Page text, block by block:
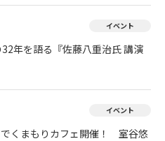
イベント
年を語る『佐藤八重治氏 講演
イベント
くまもりカフェ開催！ 室谷悠